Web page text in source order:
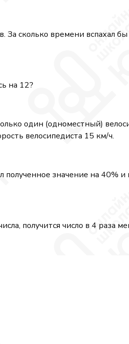
За сколько времени вспахал
на 12?
один (одноместный)
велосипедиста 15 км/ч.
значение на 40% и
получится число в 4 раза